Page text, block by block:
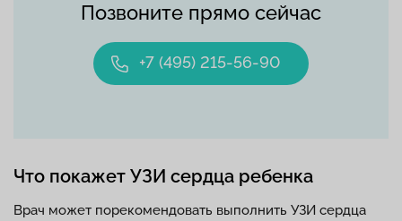
Позвоните прямо сейчас
+7 (495) 215-56-90
Что покажет УЗИ сердца ребенка
Врач может порекомендовать выполнить УЗИ сердца